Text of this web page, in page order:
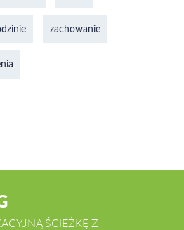
zachowanie
ŚCIEŻKĘ Z